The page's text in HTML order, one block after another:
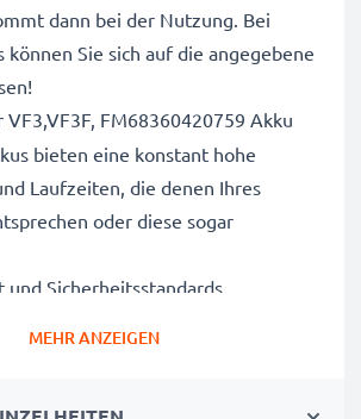
dann bei der Nutzung. Bei
können Sie sich auf die angegebene
FM68360420759 Akku
bieten eine konstant hohe
Laufzeiten, die denen Ihres
oder diese sogar
und Sicherheitsstandards
MEHR ANZEIGEN